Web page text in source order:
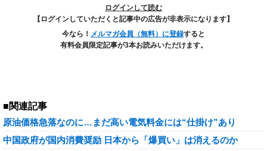
ログインして読む
【ログインしていただくと記事中の広告が非表示になります】
今なら！ メルマガ会員（無料）に登録すると
有料会員限定記事が3本お読みいただけます。
■関連記事
原油価格急落なのに…まだ高い電気料金には“仕掛け”あり
中国政府が国内消費奨励 日本から「爆買い」は消えるのか